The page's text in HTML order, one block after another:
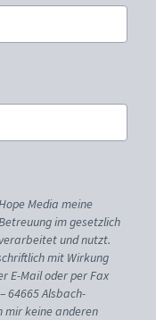
Media meine
im gesetzlich
und nutzt.
mit Wirkung
E-Mail oder per Fax
64665 Alsbach-
mir keine anderen